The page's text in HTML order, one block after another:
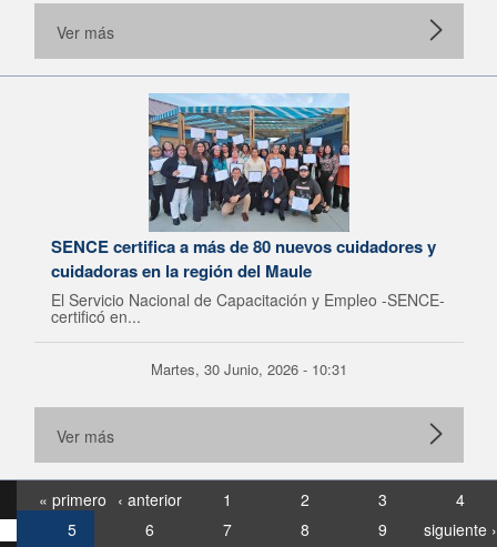
Ver más
SENCE certifica a más de 80 nuevos cuidadores y
cuidadoras en la región del Maule
El Servicio Nacional de Capacitación y Empleo -SENCE-
certificó en...
Martes, 30 Junio, 2026 - 10:31
Ver más
« primero ‹ anterior 1 2 3
4
5
6 7 8 9
siguiente ›